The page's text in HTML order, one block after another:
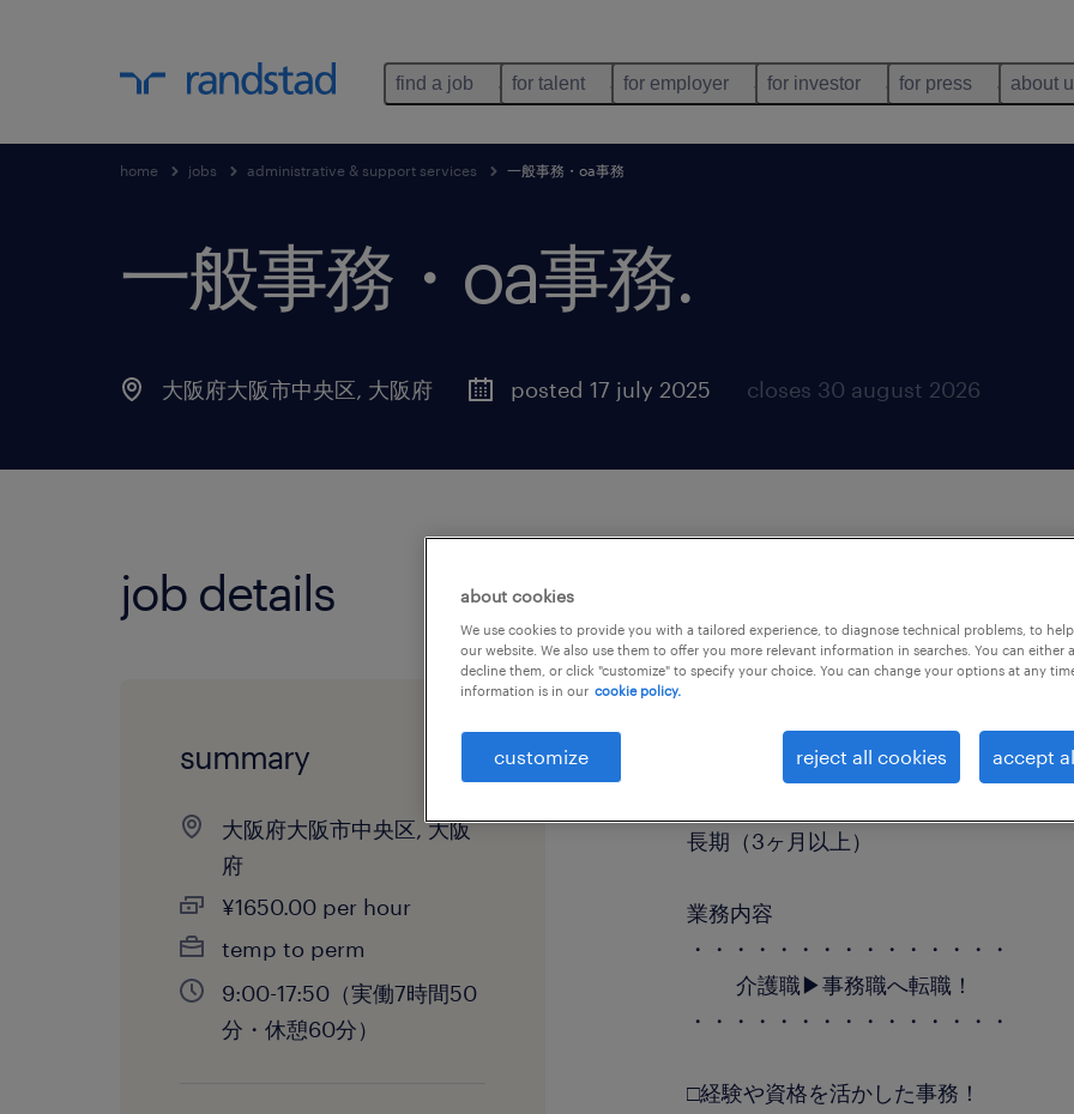
find a job for talent for employer for investor for press about
home jobs administrative & support services 一般事務・oa事務
一般事務・oa事務.
大阪府大阪市中央区, 大阪府 posted 17 july 2025 closes 30 august 2026
job details
summary
大阪府大阪市中央区, 大阪
府
¥1650.00 per hour
temp to perm
9:00-17:50（実働7時間50
分・休憩60分）
一般事務・OA事務
長期（3ヶ月以上）
業務内容
・・・・・・・・・・・・・・・
介護職▶事務職へ転職！
・・・・・・・・・・・・・・・
□経験や資格を活かした事務！
about cookies
We use cookies to provide you with a tailored experience, to diagnose technical problems, to
our website. We also use them to offer you more relevant information in searches. You can either
decline them, or click "customize" to specify your choice. You can change your options at any
information is in our cookie policy.
customize reject all cookies accept